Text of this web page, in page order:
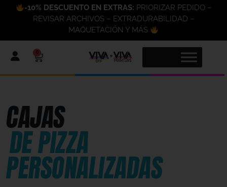
-10% DESCUENTO EN EXTRAS: PRIORIZAR PEDIDO –
REVISAR ARCHIVOS – EXTRADURABILIDAD –
MAQUETACIÓN Y MÁS
0
CAJAS
DE PIZZA
PERSONALIZADAS